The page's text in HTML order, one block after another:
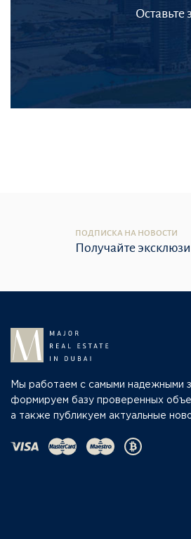
ПОДПИСКА НА НОВОСТИ
Получайте
Мы работаем с самыми надежными
формируем базу проверенных
а также публикуем актуальные